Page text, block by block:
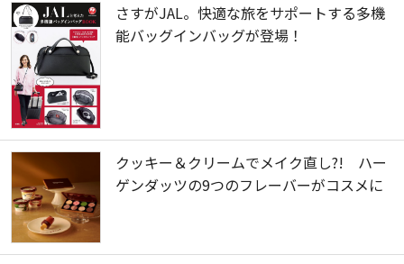
さすがJAL。快適な旅をサポートする多機
能バッグインバッグが登場！
クッキー＆クリームでメイク直し?! ハー
ゲンダッツの9つのフレーバーがコスメに